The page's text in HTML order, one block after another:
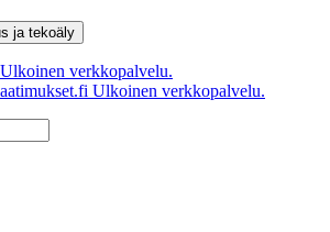
ja tekoäly
Ulkoinen verkkopalvelu.
Ulkoinen verkkopalvelu.